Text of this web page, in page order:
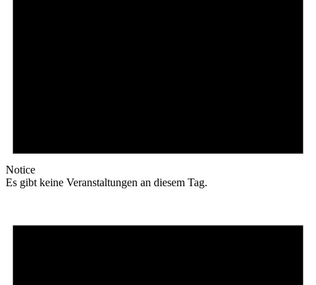
Notice
Es gibt keine Veranstaltungen an diesem Tag.